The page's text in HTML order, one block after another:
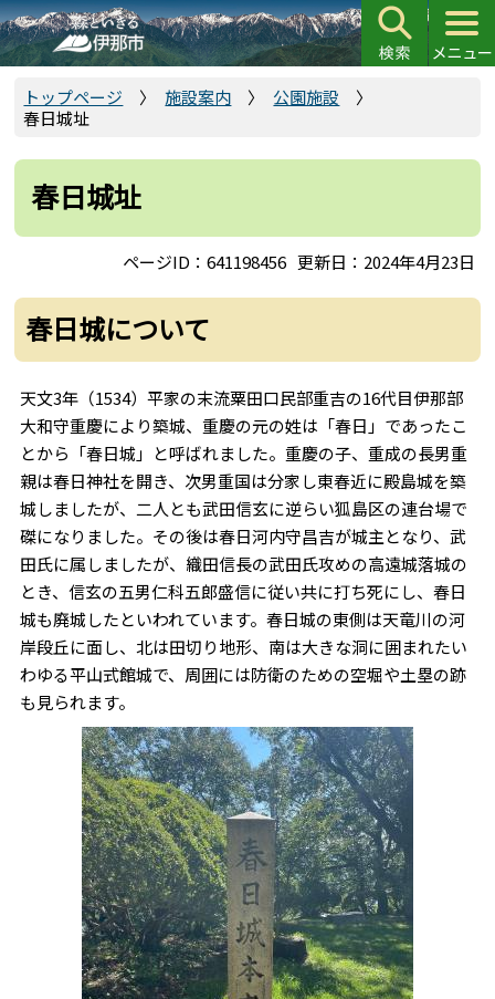
こ
の
ペ
で
トップページ 施設案内
公園施設
春日城址
春日城址
ページID：641198456 更新日：2024年4月23日
春日城について
天文3年（1534）平家の末流粟田口民部重吉の16代目伊那部
大和守重慶により築城、重慶の元の姓は「春日」であったこ
とから「春日城」と呼ばれました。重慶の子、重成の長男重
親は春日神社を開き、次男重国は分家し東春近に殿島城を築
城しましたが、二人とも武田信玄に逆らい狐島区の連台場で
磔になりました。その後は春日河内守昌吉が城主となり、武
田氏に属しましたが、織田信長の武田氏攻めの高遠城落城の
とき、信玄の五男仁科五郎盛信に従い共に打ち死にし、春日
城も廃城したといわれています。春日城の東側は天竜川の河
岸段丘に面し、北は田切り地形、南は大きな洞に囲まれたい
わゆる平山式館城で、周囲には防衛のための空堀や土塁の跡
も見られます。